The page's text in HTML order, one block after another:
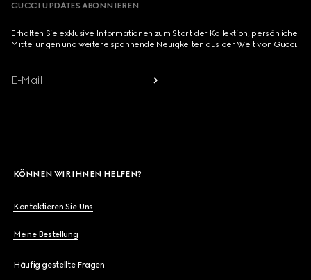
GUCCI UPDATES ABONNIEREN
Erhalten Sie exklusive Informationen zum Start der Kollektion, persönliche
Mitteilungen und weitere spannende Neuigkeiten aus der Welt von Gucci.
E-Mail
KÖNNEN WIR IHNEN HELFEN?
Kontaktieren Sie Uns
Meine Bestellung
Häufig gestellte Fragen